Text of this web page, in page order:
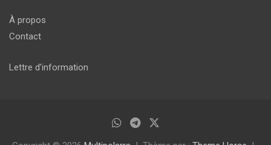
À propos
Contact
Lettre d’information